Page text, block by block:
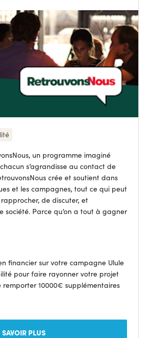
un programme imaginé
s’agrandisse au contact de
crée et soutient dans
et les campagnes, tout ce qui peut
de discuter, et
société. Parce qu’on a tout à gagner
financier sur votre campagne Ulule
pour faire rayonner votre projet
remporter 10000€ supplémentaires
SAVOIR PLUS